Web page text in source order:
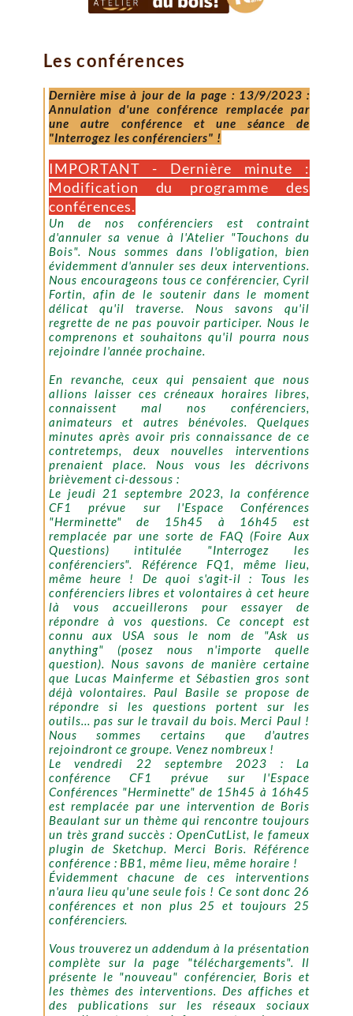
Les conférences
Dernière mise à jour de la page : 13/9/2023 :
Annulation d'une conférence remplacée par
une autre conférence et une séance de
"Interrogez les conférenciers" !
IMPORTANT - Dernière minute :
Modification du programme des
conférences.
Un de nos conférenciers est contraint
d'annuler sa venue à l'Atelier "Touchons du
Bois". Nous sommes dans l'obligation, bien
évidemment d'annuler ses deux interventions.
Nous encourageons tous ce conférencier, Cyril
Fortin, afin de le soutenir dans le moment
délicat qu'il traverse. Nous savons qu'il
regrette de ne pas pouvoir participer. Nous le
comprenons et souhaitons qu'il pourra nous
rejoindre l'année prochaine.
En revanche, ceux qui pensaient que nous
allions laisser ces créneaux horaires libres,
connaissent mal nos conférenciers,
animateurs et autres bénévoles. Quelques
minutes après avoir pris connaissance de ce
contretemps, deux nouvelles interventions
prenaient place. Nous vous les décrivons
brièvement ci-dessous :
Le jeudi 21 septembre 2023, la conférence
CF1 prévue sur l'Espace Conférences
"Herminette" de 15h45 à 16h45 est
remplacée par une sorte de FAQ (Foire Aux
Questions) intitulée "Interrogez les
conférenciers". Référence FQ1, même lieu,
même heure ! De quoi s'agit-il : Tous les
conférenciers libres et volontaires à cet heure
là vous accueillerons pour essayer de
répondre à vos questions. Ce concept est
connu aux USA sous le nom de "Ask us
anything" (posez nous n'importe quelle
question). Nous savons de manière certaine
que Lucas Mainferme et Sébastien gros sont
déjà volontaires. Paul Basile se propose de
répondre si les questions portent sur les
outils... pas sur le travail du bois. Merci Paul !
Nous sommes certains que d'autres
rejoindront ce groupe. Venez nombreux !
Le vendredi 22 septembre 2023 : La
conférence CF1 prévue sur l'Espace
Conférences "Herminette" de 15h45 à 16h45
est remplacée par une intervention de Boris
Beaulant sur un thème qui rencontre toujours
un très grand succès : OpenCutList, le fameux
plugin de Sketchup. Merci Boris. Référence
conférence : BB1, même lieu, même horaire !
Évidemment chacune de ces interventions
n'aura lieu qu'une seule fois ! Ce sont donc 26
conférences et non plus 25 et toujours 25
conférenciers.
Vous trouverez un addendum à la présentation
complète sur la page "téléchargements". Il
présente le "nouveau" conférencier, Boris et
les thèmes des interventions. Des affiches et
des publications sur les réseaux sociaux